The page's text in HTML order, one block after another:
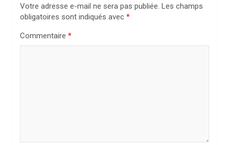
Votre adresse e-mail ne sera pas publiée. Les champs
obligatoires sont indiqués avec *
Commentaire *